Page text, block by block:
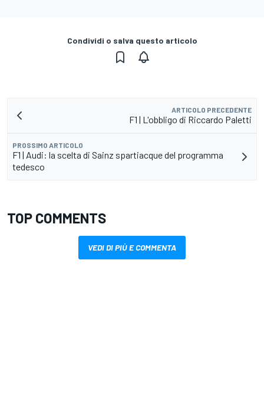
Condividi o salva questo articolo
ARTICOLO PRECEDENTE
F1 | L'obbligo di Riccardo Paletti
PROSSIMO ARTICOLO
F1 | Audi: la scelta di Sainz spartiacque del programma
tedesco
TOP COMMENTS
VEDI DI PIÙ E COMMENTA